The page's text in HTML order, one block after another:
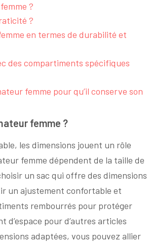
?
?
en termes de durabilité et
des compartiments spécifiques
femme pour qu’il conserve son
femme ?
les dimensions jouent un rôle
femme dépendent de la taille de
un sac qui offre des dimensions
un ajustement confortable et
rembourrés pour protéger
pour d’autres articles
adaptées, vous pouvez allier